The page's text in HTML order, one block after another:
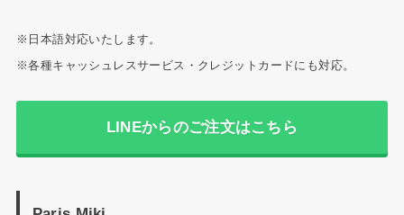
※日本語対応いたします。
※各種キャッシュレスサービス・クレジットカードにも対応。
LINEからのご注文はこちら